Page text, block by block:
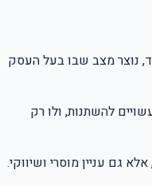
נוצר מצב שבו בעל העסק
להשתנות, ולו רק
גם עניין מוסרי ושיווקי.